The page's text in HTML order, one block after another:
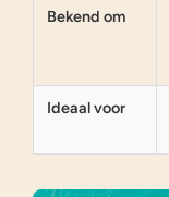
Bekend om
Ideaal voor